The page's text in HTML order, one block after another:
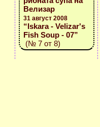
Велизар
31 август 2008
“Iskara - Velizar's
Fish Soup - 07”
(№ 7 от 8)